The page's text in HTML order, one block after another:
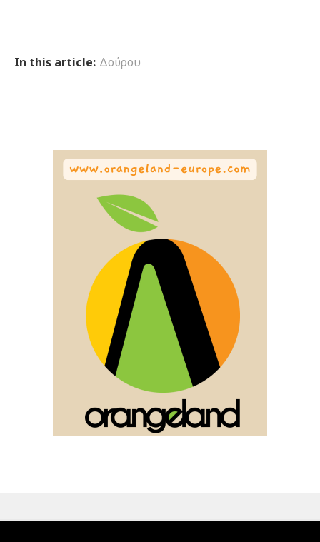
In this article: Δούρου